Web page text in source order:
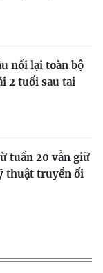
nối lại toàn bộ
2 tuổi sau tai
tuần 20 vẫn giữ
thuật truyền ối